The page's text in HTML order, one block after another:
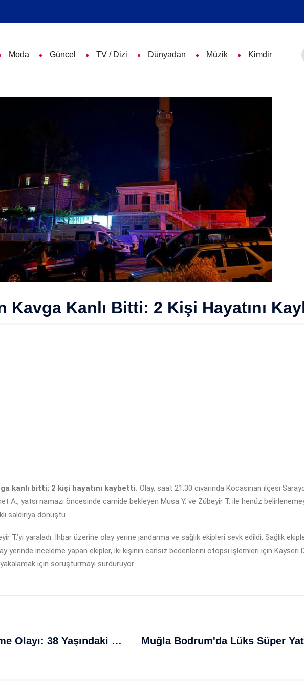
Moda Güncel TV / Dizi Dünyadan Müzik Kimdir
Kavga Kanlı Bitti: 2 Kişi Hayatını
kanlı bitti; 2 kişi hayatını kaybetti. Olay, saat 21.30 civarında Kocasinan ilçesi
A., yatsı namazı öncesinde camide bekleyen Musa Y. ve Zübeyir T. ile henüz
saldırıya dönüştü.
T.’yi yaraladı. İhbar üzerine olay yerine jandarma ve sağlık ekipleri sevk edildi. Sağlık
yerinde inceleme yapan ekipler, iki kişinin cansız bedenlerini otopsi işlemleri için
için soruşturmayı sürdürüyor.
Fatih Mahallesinde Üzücü Düşme Olayı: 38 Yaşındaki Nurkadın Sağlam Hayatını Kaybetti